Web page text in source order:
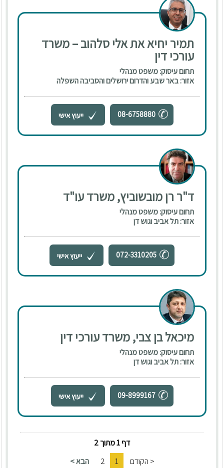
תמיר יחיא את אלי סלהוב – משרד
עורכי דין
תחום עיסוק: משפט מנהלי
אזור: באר שבע והדרום ירושלים והסביבה השפלה
08-6758880 ייעוץ אישי
ד"ר רן מובשוביץ, משרד עו"ד
תחום עיסוק: משפט מנהלי
אזור: תל אביב וגוש דן
072-3310205 ייעוץ אישי
מיכאל בן צבי, משרד עורכי דין
תחום עיסוק: משפט מנהלי
אזור: תל אביב וגוש דן
09-8999167 ייעוץ אישי
דף 1 מתוך 2
< הקודם
1
2 הבא >